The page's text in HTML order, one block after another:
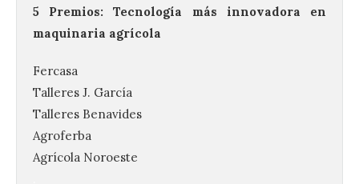
5 Premios: Tecnología más innovadora en
maquinaria agrícola
Fercasa
Talleres J. García
Talleres Benavides
Agroferba
Agrícola Noroeste